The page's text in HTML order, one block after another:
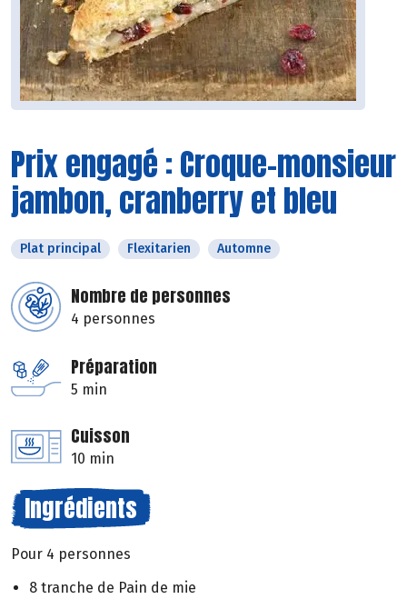
Prix engagé : Croque-monsieur
jambon, cranberry et bleu
Plat principal Flexitarien Automne
Nombre de personnes
4 personnes
Préparation
5 min
Cuisson
10 min
Ingrédients
Pour 4 personnes
8 tranche de Pain de mie